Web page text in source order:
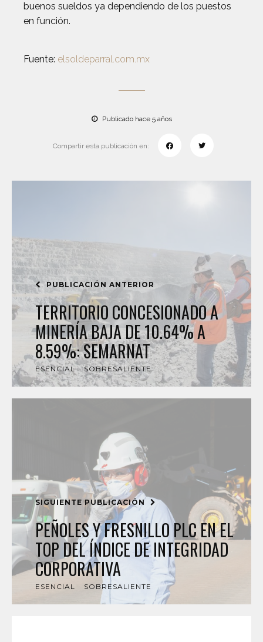
buenos sueldos ya dependiendo de los puestos
en función.
Fuente: elsoldeparral.com.mx
Publicado hace 5 años
Compartir esta publicación en:
PUBLICACIÓN ANTERIOR
TERRITORIO CONCESIONADO A
MINERÍA BAJA DE 10.64% A
8.59%: SEMARNAT
ESENCIAL SOBRESALIENTE
SIGUIENTE PUBLICACIÓN
PEÑOLES Y FRESNILLO PLC EN EL
TOP DEL ÍNDICE DE INTEGRIDAD
CORPORATIVA
ESENCIAL SOBRESALIENTE